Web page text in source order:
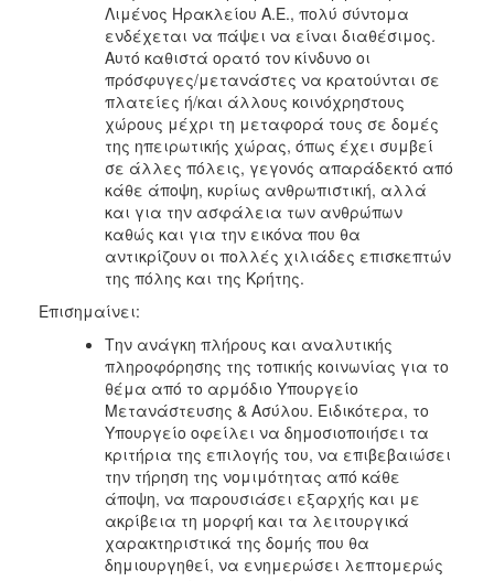
Λιμένος Ηρακλείου Α.Ε., πολύ σύντομα
ενδέχεται να πάψει να είναι διαθέσιμος.
Αυτό καθιστά ορατό τον κίνδυνο οι
πρόσφυγες/μετανάστες να κρατούνται σε
πλατείες ή/και άλλους κοινόχρηστους
χώρους μέχρι τη μεταφορά τους σε δομές
της ηπειρωτικής χώρας, όπως έχει συμβεί
σε άλλες πόλεις, γεγονός απαράδεκτό από
κάθε άποψη, κυρίως ανθρωπιστική, αλλά
και για την ασφάλεια των ανθρώπων
καθώς και για την εικόνα που θα
αντικρίζουν οι πολλές χιλιάδες επισκεπτών
της πόλης και της Κρήτης.
Επισημαίνει:
Την ανάγκη πλήρους και αναλυτικής
πληροφόρησης της τοπικής κοινωνίας για το
θέμα από το αρμόδιο Υπουργείο
Μετανάστευσης & Ασύλου. Ειδικότερα, το
Υπουργείο οφείλει να δημοσιοποιήσει τα
κριτήρια της επιλογής του, να επιβεβαιώσει
την τήρηση της νομιμότητας από κάθε
άποψη, να παρουσιάσει εξαρχής και με
ακρίβεια τη μορφή και τα λειτουργικά
χαρακτηριστικά της δομής που θα
δημιουργηθεί, να ενημερώσει λεπτομερώς